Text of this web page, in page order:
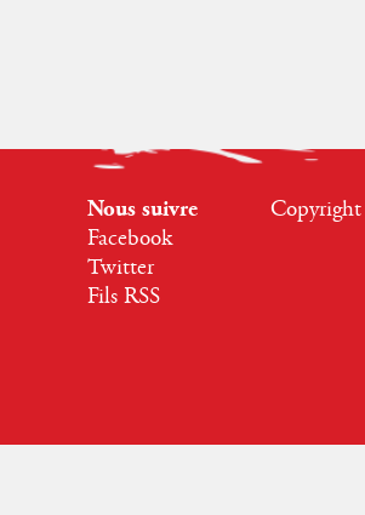
Nous suivre
Facebook
Twitter
Fils RSS